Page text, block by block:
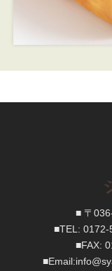
■ 〒
■TEL: 0172-
■FAX:
■Email: